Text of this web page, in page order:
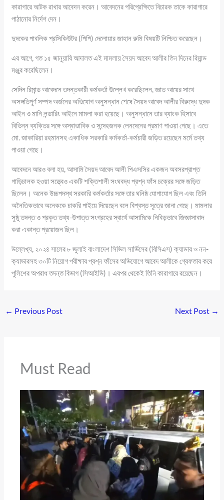
কারাগারে আটক রাখার আবেদন করেন। আবেদনের পরিপ্রেক্ষিতে বিচারক তাকে কারাগারে
পাঠানোর নির্দেশ দেন।
দুদকের পাবলিক প্রসিকিউটর (পিপি) দেলোয়ার জাহান রুমি বিষয়টি নিশ্চিত করেছেন।
এর আগে, গত ১৫ জানুয়ারি আদালত এই মামলায় সৈয়দ আবেদ আলীর তিন দিনের রিমান্ড
মঞ্জুর করেছিলেন।
সেদিন রিমান্ড আবেদনে তদন্তকারী কর্মকর্তা উল্লেখ করেছিলেন, জ্ঞাত আয়ের সাথে
অসঙ্গতিপূর্ণ সম্পদ অর্জনের অভিযোগ অনুসন্ধান শেষে সৈয়দ আবেদ আলীর বিরুদ্ধে দুদক
আইন ও মানি লন্ডারিং আইনে মামলা করা হয়েছে। অনুসন্ধানে তার ব্যাংক হিসাবে
বিভিন্ন ব্যক্তির সঙ্গে অস্বাভাবিক ও সন্দেহজনক লেনদেনের প্রমাণ পাওয়া গেছে। এতে
মো. জাকারিয়া রহমানসহ একাধিক সরকারি কর্মকর্তা-কর্মচারী জড়িত রয়েছেন মর্মে তথ্য
পাওয়া গেছে।
আবেদনে আরও বলা হয়, আসামি সৈয়দ আবেদ আলী পিএসসির একজন অবসরপ্রাপ্ত
গাড়িচালক হওয়া সত্ত্বেও একটি শক্তিশালী সংঘবদ্ধ প্রশ্ন ফাঁস চক্রের সঙ্গে জড়িত
ছিলেন। অনেক উচ্চপদস্থ সরকারি কর্মকর্তার সঙ্গে তার ঘনিষ্ঠ যোগাযোগ ছিল এবং তিনি
অনৈতিকভাবে অনেককে চাকরি পাইয়ে দিয়েছেন বলে বিশ্বস্ত সূত্রে জানা গেছে। মামলার
সুষ্ঠু তদন্ত ও প্রকৃত তথ্য-উপাত্ত সংগ্রহের স্বার্থে আসামিকে নিবিড়ভাবে জিজ্ঞাসাবাদ
করা একান্ত প্রয়োজন ছিল।
উল্লেখ্য, ২০২৪ সালের ৮ জুলাই বাংলাদেশ সিভিল সার্ভিসের (বিসিএস) ক্যাডার ও নন-
ক্যাডারসহ ৩০টি নিয়োগ পরীক্ষার প্রশ্ন ফাঁসের অভিযোগে আবেদ আলীকে গ্রেফতার করে
পুলিশের অপরাধ তদন্ত বিভাগ (সিআইডি)। এরপর থেকেই তিনি কারাগারে রয়েছেন।
← Previous Post Next Post →
Must Read